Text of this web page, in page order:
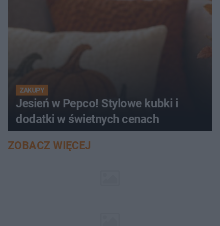
ZAKUPY
Jesień w Pepco! Stylowe kubki i
dodatki w świetnych cenach
ZOBACZ WIĘCEJ